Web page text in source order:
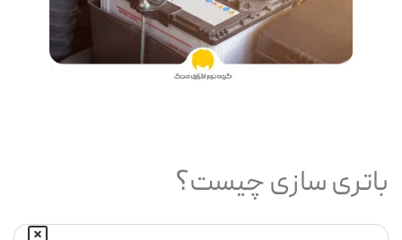
باتری سازی چیست؟